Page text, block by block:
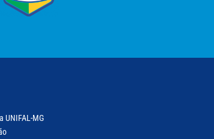
UNIFAL-MG